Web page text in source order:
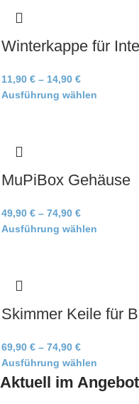
Winterkappe für
11,90 € – 14,90 €
Ausführung wählen
MuPiBox Gehäuse
49,90 € – 74,90 €
Ausführung wählen
Skimmer Keile für
69,90 € – 74,90 €
Ausführung wählen
Aktuell im Angebot